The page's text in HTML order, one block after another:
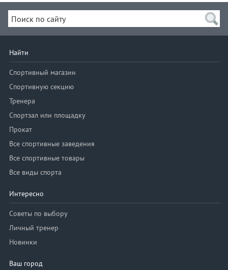
Найти
Спортивный магазин
Спортивную секцию
Тренера
Спортзал или площадку
Прокат
Все спортивные заведения
Все спортивные товары
Все виды спорта
Интересно
Советы по выбору
Личный тренер
Новинки
Ваш город